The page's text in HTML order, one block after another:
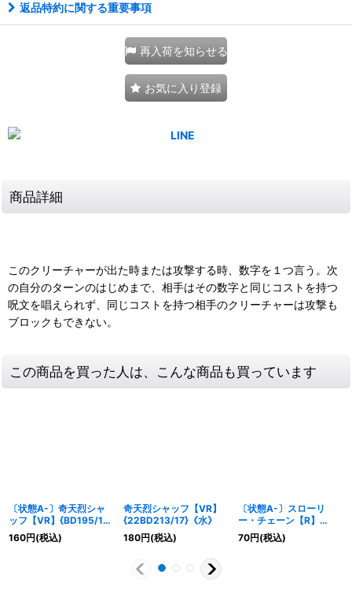
返品特約に関する重要事項
再入荷を知らせる
お気に入り登録
商品詳細
このクリーチャーが出た時または攻撃する時、数字を１つ言う。次
の自分のターンのはじめまで、相手はその数字と同じコストを持つ
呪文を唱えられず、同じコストを持つ相手のクリーチャーは攻撃も
ブロックもできない。
この商品を買った人は、こんな商品も買っています
〔状態A-〕奇天烈シャ
ッフ【VR】{BD195/14}
《水》
160円(税込)
奇天烈シャッフ【VR】
{22BD213/17}《水》
180円(税込)
〔状態A-〕スローリ
ー・チェーン【R】
{25EX3TD19/TD23}
《光》
70円(税込)